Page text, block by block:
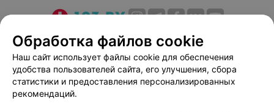
О проекте Новости проекта
Размещение рекламы
Медицинский маркетинг
Публичный договор
Пользовательское соглашение
Способы оплаты
Вакансии
Партнеры
Обработка файлов cookie
Наш сайт использует файлы cookie для обеспечения
удобства пользователей сайта, его улучшения, сбора
статистики и предоставления персонализированных
рекомендаций.